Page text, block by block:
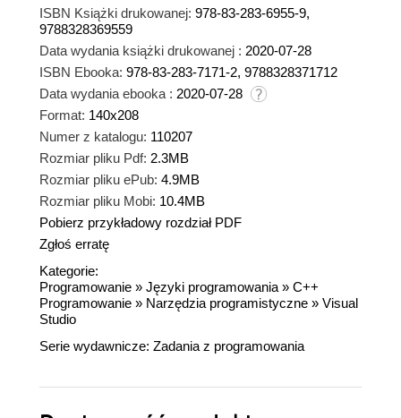
ISBN Książki drukowanej: 978-83-283-6955-9,
9788328369559
Data wydania książki drukowanej : 2020-07-28
ISBN Ebooka: 978-83-283-7171-2, 9788328371712
Data wydania ebooka : 2020-07-28
Format: 140x208
Numer z katalogu: 110207
Rozmiar pliku Pdf: 2.3MB
Rozmiar pliku ePub: 4.9MB
Rozmiar pliku Mobi: 10.4MB
Pobierz przykładowy rozdział PDF
Zgłoś erratę
Kategorie:
Programowanie » Języki programowania » C++
Programowanie » Narzędzia programistyczne » Visual
Studio
Serie wydawnicze: Zadania z programowania